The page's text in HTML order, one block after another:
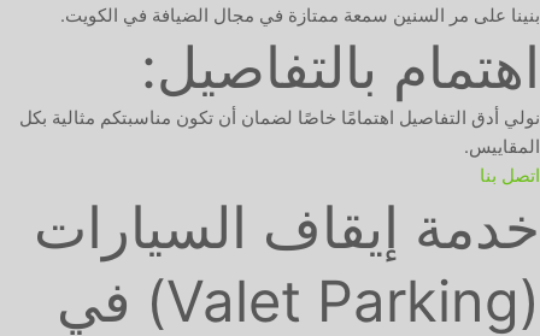
بنينا على مر السنين سمعة ممتازة في مجال الضيافة في الكويت.
اهتمام بالتفاصيل:
نولي أدق التفاصيل اهتمامًا خاصًا لضمان أن تكون مناسبتكم مثالية بكل
المقاييس.
اتصل بنا
خدمة إيقاف السيارات
(Valet Parking) في